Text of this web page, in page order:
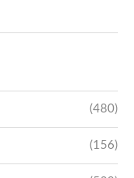
(480)
(156)